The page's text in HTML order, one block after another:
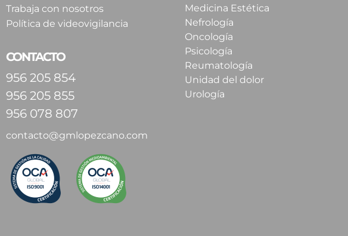
Trabaja con nosotros
Política de videovigilancia
CONTACTO
956 205 854
956 205 855
956 078 807
contacto@gmlopezcano.com
Medicina Estética
Nefrología
Oncología
Psicología
Reumatología
Unidad del dolor
Urología